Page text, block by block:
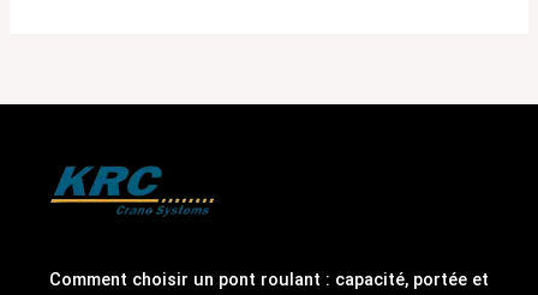
Comment choisir un pont roulant : capacité, portée et